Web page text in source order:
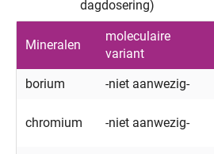
dagdosering)
Mineralen
moleculaire
variant
borium
-niet aanwezig-
chromium -niet aanwezig-